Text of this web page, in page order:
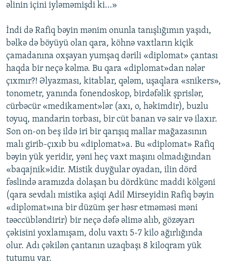
əlinin içini iyləməmişdi ki…»
İndi də Rafiq bəyin mənim onunla tanışlığımın yaşıdı,
bəlkə də böyüyü olan qara, köhnə vaxtların kiçik
çamadanına oxşayan yumşaq dərili «diplomat» çantası
haqda bir neçə kəlmə. Bu qara «diplomat»dan nələr
çıxmır?! Əlyazması, kitablar, qələm, uşaqlara «snikers»,
tonometr, yanında fonendoskop, birdəfəlik şprislər,
cürbəcür «medikament»lər (axı, o, həkimdir), buzlu
toyuq, mandarin torbası, bir cüt banan və sair və ilaxır.
Son on-on beş ildə iri bir qarışıq mallar mağazasının
malı girib-çıxıb bu «diplomat»a. Bu «diplomat» Rafiq
bəyin yük yeridir, yəni heç vaxt maşını olmadığından
«baqajnik»idir. Mistik duyğular oyadan, ilin dörd
fəslində aramızda dolaşan bu dördkünc maddi kölgəni
(qara sevdalı mistika aşiqi Adil Mirseyidin Rafiq bəyin
«diplomat»ına bir düzüm şer həsr etməməsi məni
təəccübləndirir) bir neçə dəfə əlimə alıb, gözəyarı
çəkisini yoxlamışam, dolu vaxtı 5-7 kilo ağırlığında
olur. Adı çəkilən çantanın uzaqbaşı 8 kiloqram yük
tutumu var.